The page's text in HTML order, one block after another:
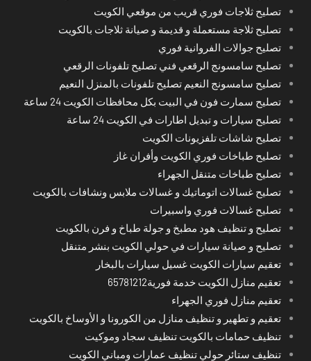
تصليح ثلاجات فوري قريب من موقعي الكويت
تصليح ثلاجة مستعملة و قديمة و صيانة ثلاجات بالكويت
تصليح جوالات الفروانية فوري
تصليح سامسونج الرقعي فني تصليح تلفونات الرقعي
تصليح سامسونج النعيم تصليح تلفونات بالمنزل النعيم
تصليح سمارت فون في البيت بكل محافظات الكويت 24 ساعة
تصليح سيارات و تبديل اطارات في الكويت 24 ساعة
تصليح شاشات تلفزيونات الكويت
تصليح طباخات فوري الكويت وأفران غاز
تصليح طباخات متنقل الجهراء
تصليح غسالات اتوماتيك و غسالات ملابس ونشافات بالكويت
تصليح غسالات فوري واسبيرات
تصليح و تنظيف هود مطبخ و جولة طباخ و فرن بالكويت
تصليح و صيانة سيارات في حولي الكويت بنشر متنقل
تعقيم سيارات الكويت غسيل سيارات بالبخار
تعقيم منازل الكويت خدمة فورية65781212
تعقيم منازل فوري الجهراء
تعقيم و تطهير و تنظيف منازل من الكورونا و الأوساخ بالكويت
تنظيف حمامات بالكويت تنظيف سجاد وموكيت
تنظيف ستائر حولي تنظيف عمارات ومباني الكويت